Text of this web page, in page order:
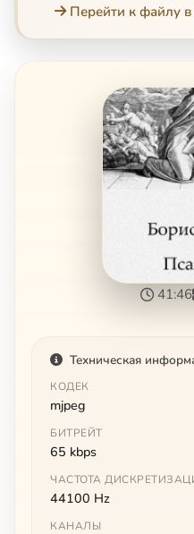
Перейти к файлу
41:46
Техническая
КОДЕК
mjpeg
БИТРЕЙТ
65 kbps
ЧАСТОТА
44100 Hz
КАНАЛЫ